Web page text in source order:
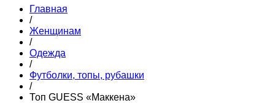
Главная
/
Женщинам
/
Одежда
/
Футболки, топы, рубашки
/
Топ GUESS «Маккена»